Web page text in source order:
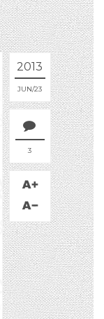
2013
JUN 23
3